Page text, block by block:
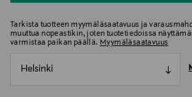
Tarkista tuotteen myymäläsaatavuus ja
muuttua nopeastikin, joten tuotetiedoissa
varmistaa paikan päällä. Myymäläsaatavuus
Helsinki